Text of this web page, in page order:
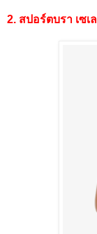
2. สปอร์ตบรา เซ